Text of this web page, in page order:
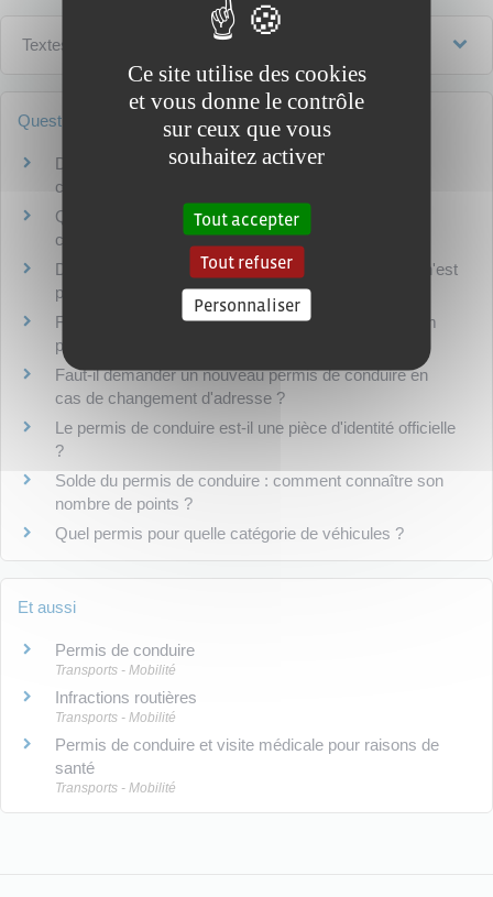
Textes de référence
Questions ? Réponses !
Doit-on remplacer son permis de conduire rose
cartonné par un nouveau modèle ?
Quels papiers du véhicule sont obligatoires lors d'un
contrôle routier ?
Doit-on changer son permis de conduire si la photo n'est
plus ressemblante ?
Faut-il signaler un changement de nom ou de prénom
pour le permis de conduire ?
Faut-il demander un nouveau permis de conduire en
cas de changement d'adresse ?
Le permis de conduire est-il une pièce d'identité officielle
?
Solde du permis de conduire : comment connaître son
nombre de points ?
Quel permis pour quelle catégorie de véhicules ?
Et aussi
Permis de conduire
Transports - Mobilité
Infractions routières
Transports - Mobilité
Permis de conduire et visite médicale pour raisons de
santé
Transports - Mobilité
Ce site utilise des cookies
et vous donne le contrôle
sur ceux que vous
souhaitez activer
Tout accepter
Tout refuser
Personnaliser